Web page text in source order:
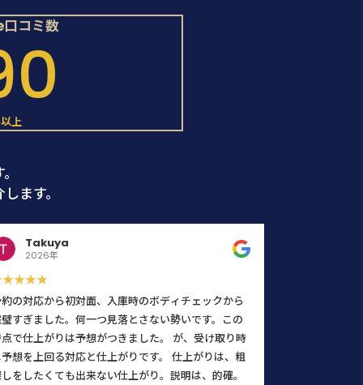
コミ数
上
ます。
Takuya
2026年
の対応から初対面、入庫時のボディチェックから
すぎました。何一つ見落とさない勢いです。この
で仕上がりは予想がつきました。 が、受け取り時
想を上回る対応と仕上がりです。 仕上がりは、粗
をしたくても出来ない仕上がり。説明は、的確。